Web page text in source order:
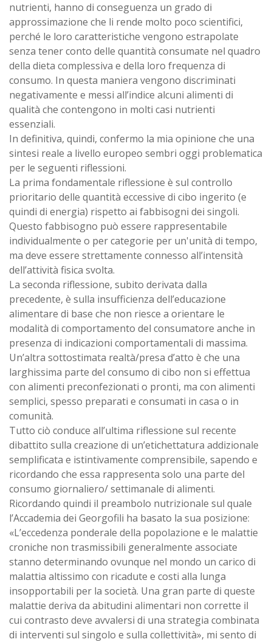
nutrienti, hanno di conseguenza un grado di
approssimazione che li rende molto poco scientifici,
perché le loro caratteristiche vengono estrapolate
senza tener conto delle quantità consumate nel quadro
della dieta complessiva e della loro frequenza di
consumo. In questa maniera vengono discriminati
negativamente e messi all’indice alcuni alimenti di
qualità che contengono in molti casi nutrienti
essenziali.
In definitiva, quindi, confermo la mia opinione che una
sintesi reale a livello europeo sembri oggi problematica
per le seguenti riflessioni.
La prima fondamentale riflessione è sul controllo
prioritario delle quantità eccessive di cibo ingerito (e
quindi di energia) rispetto ai fabbisogni dei singoli.
Questo fabbisogno può essere rappresentabile
individualmente o per categorie per un'unità di tempo,
ma deve essere strettamente connesso all’intensità
dell’attività fisica svolta.
La seconda riflessione, subito derivata dalla
precedente, è sulla insufficienza dell’educazione
alimentare di base che non riesce a orientare le
modalità di comportamento del consumatore anche in
presenza di indicazioni comportamentali di massima.
Un’altra sottostimata realtà/presa d’atto è che una
larghissima parte del consumo di cibo non si effettua
con alimenti preconfezionati o pronti, ma con alimenti
semplici, spesso preparati e consumati in casa o in
comunità.
Tutto ciò conduce all’ultima riflessione sul recente
dibattito sulla creazione di un’etichettatura addizionale
semplificata e istintivamente comprensibile, sapendo e
ricordando che essa rappresenta solo una parte del
consumo giornaliero/ settimanale di alimenti.
Ricordando quindi il preambolo nutrizionale sul quale
l’Accademia dei Georgofili ha basato la sua posizione:
«L’eccedenza ponderale della popolazione e le malattie
croniche non trasmissibili generalmente associate
stanno determinando ovunque nel mondo un carico di
malattia altissimo con ricadute e costi alla lunga
insopportabili per la società. Una gran parte di queste
malattie deriva da abitudini alimentari non corrette il
cui contrasto deve avvalersi di una strategia combinata
di interventi sul singolo e sulla collettività», mi sento di